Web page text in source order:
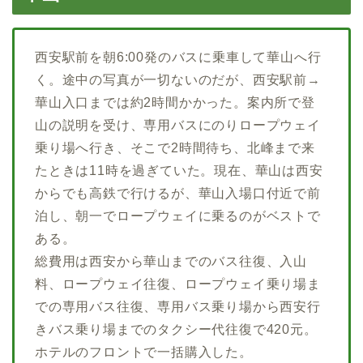
西安駅前を朝6:00発のバスに乗車して華山へ行
く。途中の写真が一切ないのだが、西安駅前→
華山入口までは約2時間かかった。案内所で登
山の説明を受け、専用バスにのりロープウェイ
乗り場へ行き、そこで2時間待ち、北峰まで来
たときは11時を過ぎていた。現在、華山は西安
からでも高鉄で行けるが、華山入場口付近で前
泊し、朝一でロープウェイに乗るのがベストで
ある。
総費用は西安から華山までのバス往復、入山
料、ロープウェイ往復、ロープウェイ乗り場ま
での専用バス往復、専用バス乗り場から西安行
きバス乗り場までのタクシー代往復で420元。
ホテルのフロントで一括購入した。